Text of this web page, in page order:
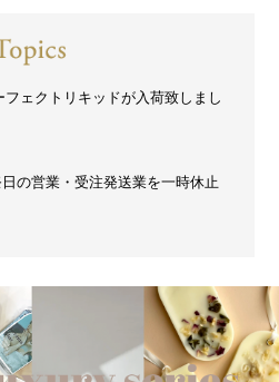
ェクトリキッドが入荷致しまし
の営業・受注発送業を一時休止